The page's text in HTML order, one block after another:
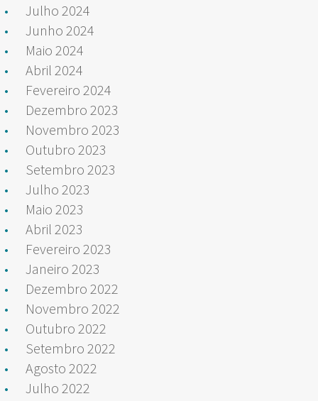
Julho 2024
Junho 2024
Maio 2024
Abril 2024
Fevereiro 2024
Dezembro 2023
Novembro 2023
Outubro 2023
Setembro 2023
Julho 2023
Maio 2023
Abril 2023
Fevereiro 2023
Janeiro 2023
Dezembro 2022
Novembro 2022
Outubro 2022
Setembro 2022
Agosto 2022
Julho 2022